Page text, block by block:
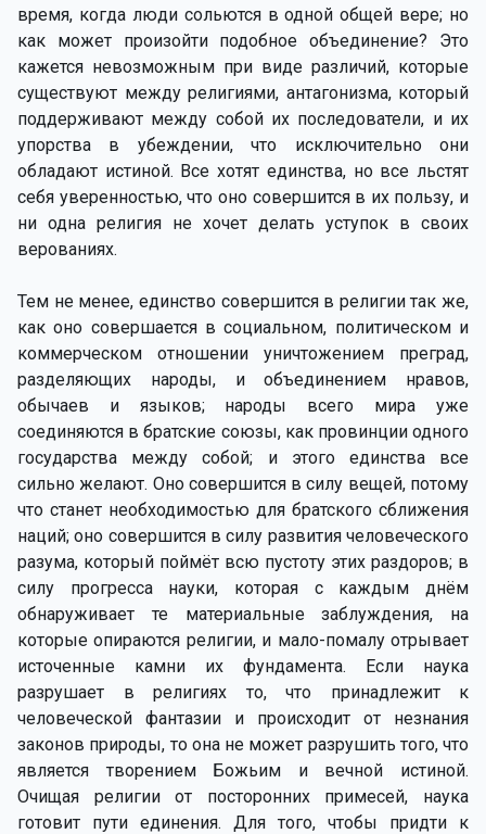
время, когда люди сольются в одной общей вере; но
как может произойти подобное объединение? Это
кажется невозможным при виде различий, которые
существуют между религиями, антагонизма, который
поддерживают между собой их последователи, и их
упорства в убеждении, что исключительно они
обладают истиной. Все хотят единства, но все льстят
себя уверенностью, что оно совершится в их пользу, и
ни одна религия не хочет делать уступок в своих
верованиях.
Тем не менее, единство совершится в религии так же,
как оно совершается в социальном, политическом и
коммерческом отношении уничтожением преград,
разделяющих народы, и объединением нравов,
обычаев и языков; народы всего мира уже
соединяются в братские союзы, как провинции одного
государства между собой; и этого единства все
сильно желают. Оно совершится в силу вещей, потому
что станет необходимостью для братского сближения
наций; оно совершится в силу развития человеческого
разума, который поймёт всю пустоту этих раздоров; в
силу прогресса науки, которая с каждым днём
обнаруживает те материальные заблуждения, на
которые опираются религии, и мало-помалу отрывает
источенные камни их фундамента. Если наука
разрушает в религиях то, что принадлежит к
человеческой фантазии и происходит от незнания
законов природы, то она не может разрушить того, что
является творением Божьим и вечной истиной.
Очищая религии от посторонних примесей, наука
готовит пути единения. Для того, чтобы придти к